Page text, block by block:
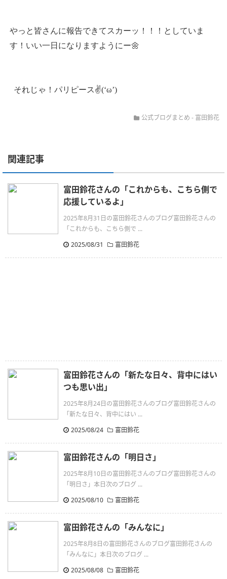
やっと皆さんに報告できてスカーッ！！！としていま
す！いい一日になりますようにー🌼
それじゃ！パリピース✌(‘ω’)
公式ブログまとめ - 富田鈴花
関連記事
富田鈴花さんの「これからも、こちら側で
応援しているよ」
2025年8月31日の富田鈴花さんのブログ富田鈴花さんの
「これからも、こちら側で ...
2025/08/31
富田鈴花
富田鈴花さんの「新たな日々、背中にはい
つも思い出」
2025年8月24日の富田鈴花さんのブログ富田鈴花さんの
「新たな日々、背中にはい ...
2025/08/24
富田鈴花
富田鈴花さんの「明日さ」
2025年8月10日の富田鈴花さんのブログ富田鈴花さんの
「明日さ」本日次のブログ ...
2025/08/10
富田鈴花
富田鈴花さんの「みんなに」
2025年8月8日の富田鈴花さんのブログ富田鈴花さんの
「みんなに」本日次のブログ ...
2025/08/08
富田鈴花